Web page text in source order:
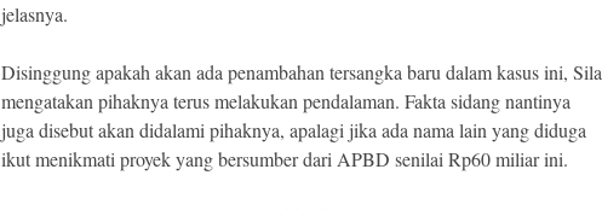
jelasnya.
Disinggung apakah akan ada penambahan tersangka baru dalam kasus ini, Sila
mengatakan pihaknya terus melakukan pendalaman. Fakta sidang nantinya
juga disebut akan didalami pihaknya, apalagi jika ada nama lain yang diduga
ikut menikmati proyek yang bersumber dari APBD senilai Rp60 miliar ini.